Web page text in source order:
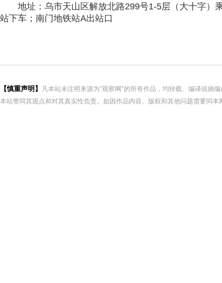
地址：乌市天山区解放北路299号1-5层（大十字）
站下车；南门地铁站A出站口
【慎重声明】
凡本站未注明来源为"观察网"的所有作品，均转载、编译或摘
本站赞同其观点和对其真实性负责。如因作品内容、版权和其他问题需要同本